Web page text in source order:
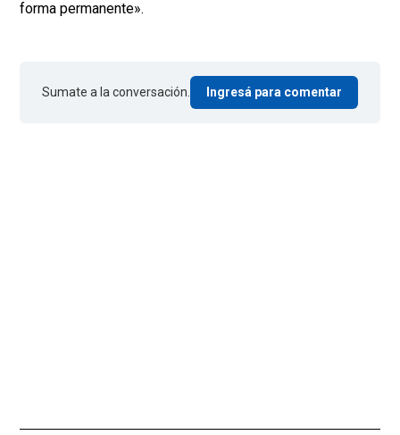
forma permanente».
Sumate a la conversación. Ingresá para comentar